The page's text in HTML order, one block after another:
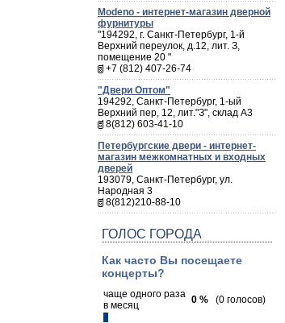
Мodeno - интернет-магазин дверной
фурнитуры
"194292, г. Санкт-Петербург, 1-й
Верхний переулок, д.12, лит. З,
помещение 20 "
+7 (812) 407-26-74
"Двери Оптом"
194292, Санкт-Петербург, 1-ый
Верхний пер, 12, лит."З", склад А3
8(812) 603-41-10
Петербургские двери - интернет-
магазин межкомнатных и входных
дверей
193079, Санкт-Петербург, ул.
Народная 3
8(812)210-88-10
ГОЛОС ГОРОДА
Как часто Вы посещаете
концерты?
чаще одного раза
в месяц
0 % (0 голосов)